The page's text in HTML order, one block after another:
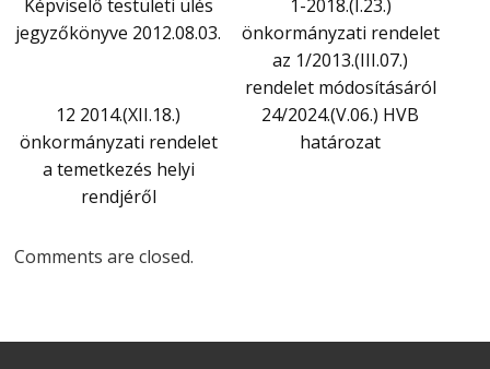
Képviselő testületi ülés
jegyzőkönyve 2012.08.03.
1-2018.(I.23.)
önkormányzati rendelet
az 1/2013.(III.07.)
rendelet módosításáról
12 2014.(XII.18.)
önkormányzati rendelet
a temetkezés helyi
rendjéről
24/2024.(V.06.) HVB
határozat
Comments are closed.